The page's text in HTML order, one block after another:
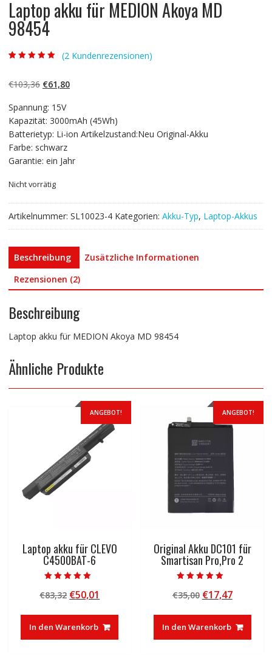
Laptop akku für MEDION Akoya MD
98454
basierend auf
Kundenbewertun
(2 Kundenrezensionen)
€103,36 Ursprünglicher
war:
€103,36
€61,80Aktueller
€61,80.
Spannung: 15V
Kapazität: 3000mAh (45Wh)
Batterietyp: Li-ion Artikelzustand:Neu Original-Akku
Farbe: schwarz
Garantie: ein Jahr
Nicht vorrätig
Artikelnummer: SL10023-4 Kategorien: Akku-Typ, Laptop-Akkus
Beschreibung
Zusätzliche Informationen
Rezensionen (2)
Beschreibung
Laptop akku für MEDION Akoya MD 98454
Ähnliche Produkte
ANGEBOT!
Laptop akku für CLEVO
C4500BAT-6
5.00
von 5
€83,32 Ursprünglicher
war:
€83,32
€50,01
ist:
€50,01.
In den Warenkorb
ANGEBOT!
Original Akku DC101 für
Smartisan Pro,Pro 2
5.00
von 5
€35,00 Ursprünglicher
war:
€35,00
€17,47
ist:
€17,47.
In den Warenkorb